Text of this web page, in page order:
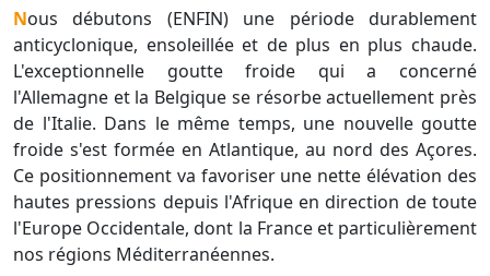
Nous débutons (ENFIN) une période durablement
anticyclonique, ensoleillée et de plus en plus chaude.
L'exceptionnelle goutte froide qui a concerné
l'Allemagne et la Belgique se résorbe actuellement près
de l'Italie. Dans le même temps, une nouvelle goutte
froide s'est formée en Atlantique, au nord des Açores.
Ce positionnement va favoriser une nette élévation des
hautes pressions depuis l'Afrique en direction de toute
l'Europe Occidentale, dont la France et particulièrement
nos régions Méditerranéennes.